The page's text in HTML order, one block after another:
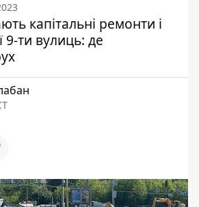
капітальні ремонти і
9-ти вулиць: де